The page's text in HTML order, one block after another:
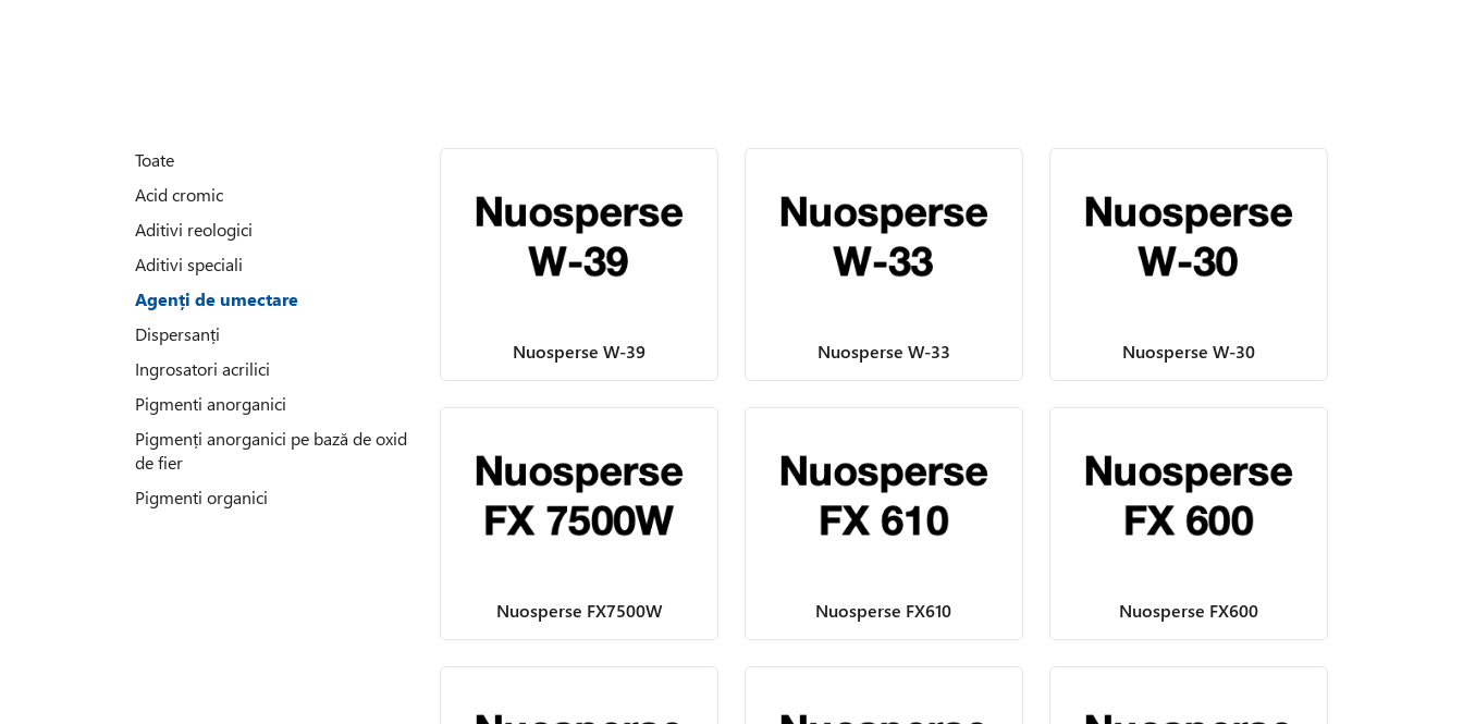
Toate
Acid cromic
Aditivi reologici
Aditivi speciali
Agenți de umectare
Dispersanți
Ingrosatori acrilici
Pigmenti anorganici
Pigmenți anorganici pe bază de oxid
de fier
Pigmenti organici
Nuosperse W-39 Nuosperse W-33 Nuosperse W-30
Nuosperse FX7500W Nuosperse FX610 Nuosperse FX600